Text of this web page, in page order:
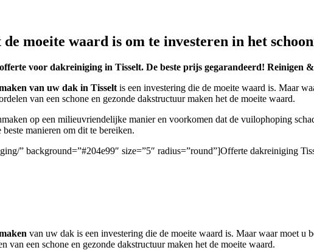
moeite waard is om te investeren in het
voor dakreiniging in Tisselt. De beste prijs gegarandeerd! Reinigen &
van uw dak in Tisselt is een investering die de moeite waard is. Maar
van een schone en gezonde dakstructuur maken het de moeite waard.
op een milieuvriendelijke manier en voorkomen dat de vuilophoping
manieren om dit te bereiken.
” background=”#204e99″ size=”5″ radius=”round”]Offerte dakreiniging
van uw dak is een investering die de moeite waard is. Maar waar moet u
van een schone en gezonde dakstructuur maken het de moeite waard.